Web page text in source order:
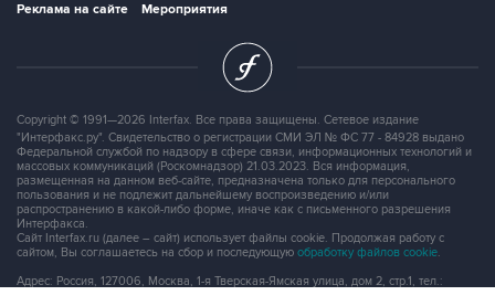
Реклама на сайте
Мероприятия
Copyright © 1991—2026 Interfax. Все права защищены. Сетевое издание
"Интерфакс.ру". Свидетельство о регистрации СМИ ЭЛ № ФС 77 - 84928 выдано
Федеральной службой по надзору в сфере связи, информационных технологий и
массовых коммуникаций (Роскомнадзор) 21.03.2023. Вся информация,
размещенная на данном веб-сайте, предназначена только для персонального
пользования и не подлежит дальнейшему воспроизведению и/или
распространению в какой-либо форме, иначе как с письменного разрешения
Интерфакса.
Сайт Interfax.ru (далее – сайт) использует файлы cookie. Продолжая работу с
сайтом, Вы соглашаетесь на сбор и последующую обработку файлов cookie.
Адрес: Россия, 127006, Москва, 1-я Тверская-Ямская улица, дом 2, стр.1, тел.: